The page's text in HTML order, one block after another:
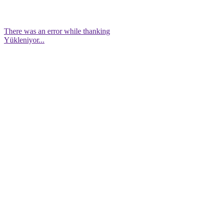
There was an error while thanking
Yükleniyor...